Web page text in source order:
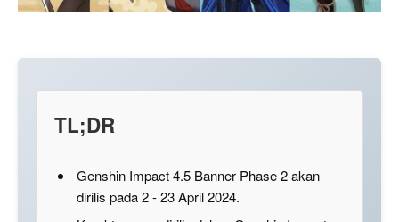
TL;DR
Genshin Impact 4.5 Banner Phase 2 akan
dirilis pada 2 - 23 April 2024.